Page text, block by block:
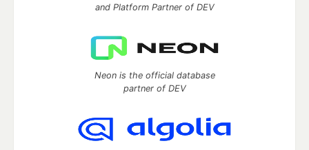
and Platform Partner of DEV
Neon is the official database
partner of DEV